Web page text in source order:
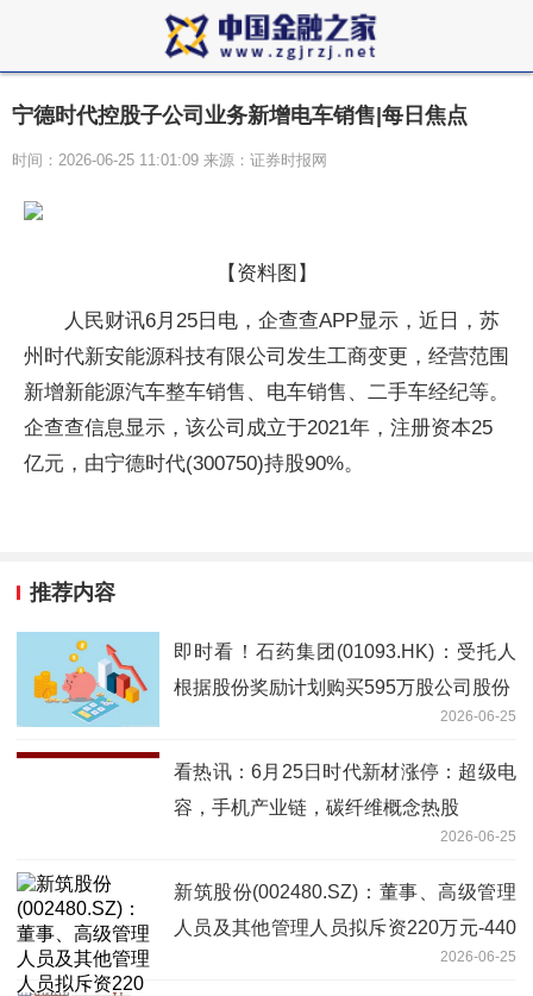
宁德时代控股子公司业务新增电车销售|每日焦点
时间：2026-06-25 11:01:09 来源：证券时报网
【资料图】
人民财讯6月25日电，企查查APP显示，近日，苏
州时代新安能源科技有限公司发生工商变更，经营范围
新增新能源汽车整车销售、电车销售、二手车经纪等。
企查查信息显示，该公司成立于2021年，注册资本25
亿元，由宁德时代(300750)持股90%。
推荐内容
即时看！石药集团(01093.HK)：受托人
根据股份奖励计划购买595万股公司股份
2026-06-25
看热讯：6月25日时代新材涨停：超级电
容，手机产业链，碳纤维概念热股
2026-06-25
新筑股份(002480.SZ)：董事、高级管理
人员及其他管理人员拟斥资220万元-440
2026-06-25